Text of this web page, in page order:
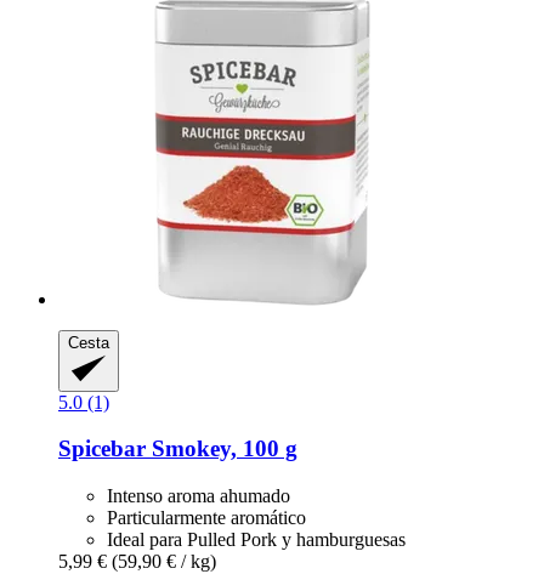
Cesta
5.0 (1)
Spicebar Smokey, 100 g
Intenso aroma ahumado
Particularmente aromático
Ideal para Pulled Pork y hamburguesas
5,99 € (59,90 € / kg)